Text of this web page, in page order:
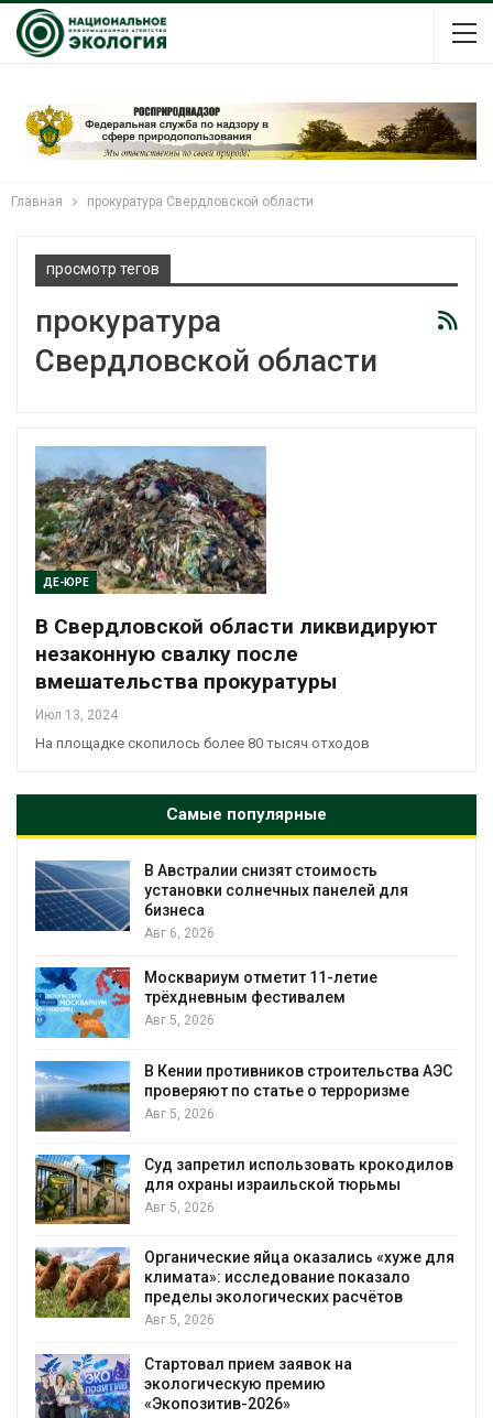
Главная прокуратура Свердловской области
просмотр тегов
прокуратура
Свердловской области
ДЕ-ЮРЕ
В Свердловской области ликвидируют
незаконную свалку после
вмешательства прокуратуры
Июл 13, 2024
На площадке скопилось более 80 тысяч отходов
Самые популярные
В Австралии снизят стоимость
установки солнечных панелей для
бизнеса
Авг 6, 2026
Москвариум отметит 11-летие
трёхдневным фестивалем
Авг 5, 2026
В Кении противников строительства АЭС
проверяют по статье о терроризме
Авг 5, 2026
Суд запретил использовать крокодилов
для охраны израильской тюрьмы
Авг 5, 2026
Органические яйца оказались «хуже для
климата»: исследование показало
пределы экологических расчётов
Авг 5, 2026
Стартовал прием заявок на
экологическую премию
«Экопозитив-2026»